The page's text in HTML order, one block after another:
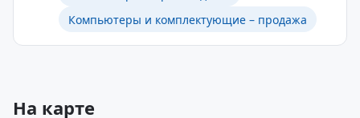
Компьютеры и комплектующие – продажа
На карте